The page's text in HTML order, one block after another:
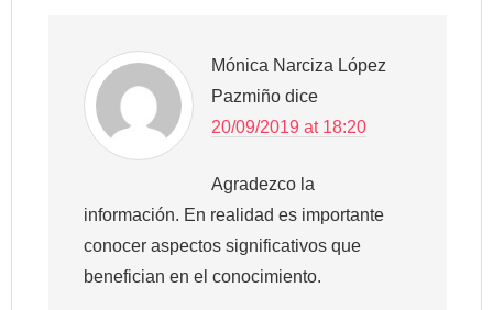
Mónica Narciza López
Pazmiño dice
20/09/2019 at 18:20
Agradezco la
información. En realidad es importante
conocer aspectos significativos que
benefician en el conocimiento.